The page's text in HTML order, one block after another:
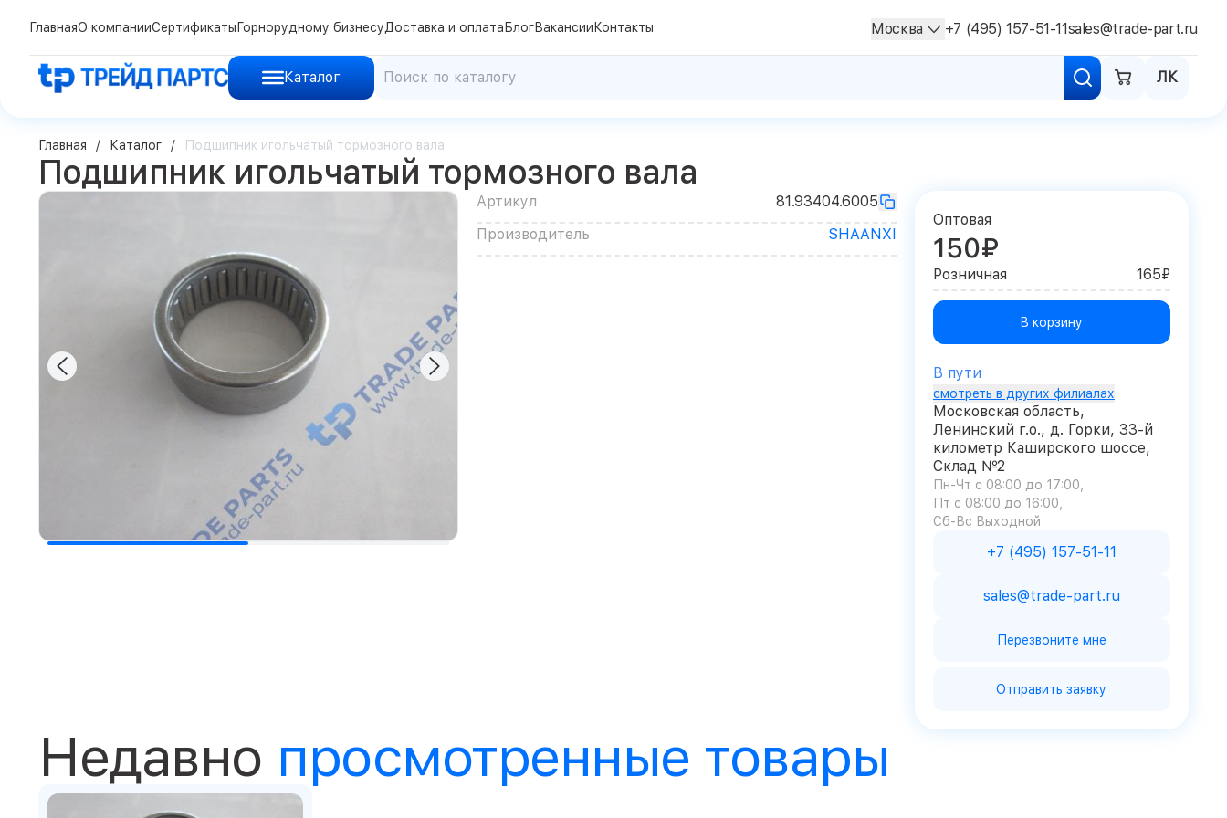
Каталог ЛК
ГлавнаяО компанииСертификаты Горнорудному бизнесуДоставка и оплата БлогВакансии Контакты Москва +7 (495) 157-51-11sales@trade-part.ru
Главная Каталог Подшипник игольчатый тормозного вала
Подшипник игольчатый тормозного вала
Артикул
81.93404.6005
Производитель
SHAANXI
Оптовая
150₽
Розничная 165₽
В корзину
В пути
смотреть в других филиалах
Московская область,
Ленинский г.о., д. Горки, 33-й
километр Каширского шоссе,
Склад №2
Пн-Чт с 08:00 до 17:00
Пт с 08:00 до 16:00
Сб-Вс Выходной
+7 (495) 157-51-11
sales@trade-part.ru
Перезвоните мне
Отправить заявку
Недавно просмотренные товары